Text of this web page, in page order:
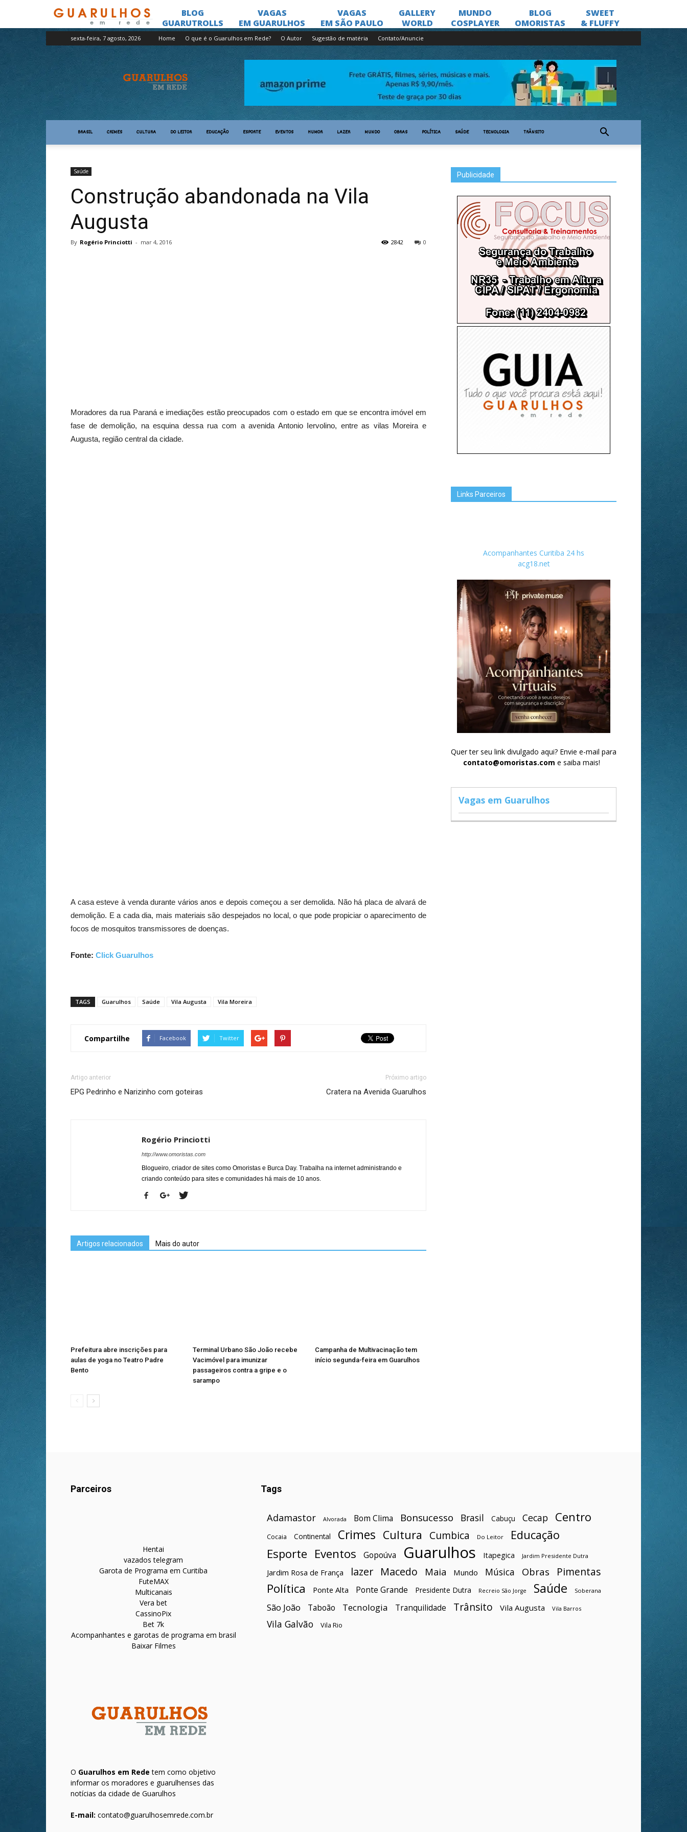
sexta-feira, 7 agosto, 2026 Home O que é o Guarulhos em Rede? O Autor Sugestão de matéria Contato/Anuncie
Guarulhos
em
Rede
BRASIL CRIMES CULTURA DO LEITOR EDUCAÇÃO ESPORTE EVENTOS HUMOR LAZER MUNDO OBRAS POLÍTICA SAÚDE TECNOLOGIA TRÂNSITO
Saúde
Construção abandonada na Vila
Augusta
By Rogério Princiotti - mar 4, 2016 0
2842
Moradores da rua Paraná e imediações estão preocupados com o estado em que se encontra imóvel em
fase de demolição, na esquina dessa rua com a avenida Antonio Iervolino, entre as vilas Moreira e
Augusta, região central da cidade.
A casa esteve à venda durante vários anos e depois começou a ser demolida. Não há placa de alvará de
demolição. E a cada dia, mais materiais são despejados no local, o que pode propiciar o aparecimento de
focos de mosquitos transmissores de doenças.
Fonte: Click Guarulhos
TAGS Guarulhos Saúde Vila Augusta Vila Moreira
Compartilhe Facebook Twitter
Artigo anterior
EPG Pedrinho e Narizinho com goteiras
Próximo artigo
Cratera na Avenida Guarulhos
Rogério Princiotti
http://www.omoristas.com
Blogueiro, criador de sites como Omoristas e Burca Day. Trabalha na internet administrando e
criando conteúdo para sites e comunidades há mais de 10 anos.
Artigos relacionados Mais do autor
Prefeitura abre inscrições para
aulas de yoga no Teatro Padre
Bento
Terminal Urbano São João recebe
Vacimóvel para imunizar
passageiros contra a gripe e o
sarampo
Campanha de Multivacinação tem
início segunda-feira em Guarulhos
Publicidade
Links Parceiros
Acompanhantes Curitiba 24 hs
acg18.net
Quer ter seu link divulgado aqui? Envie e-mail para
contato@omoristas.com e saiba mais!
Vagas em Guarulhos
Parceiros
Hentai
vazados telegram
Garota de Programa em Curitiba
FuteMAX
Multicanais
Vera bet
CassinoPix
Bet 7k
Acompanhantes e garotas de programa em brasil
Baixar Filmes
O Guarulhos em Rede tem como objetivo
informar os moradores e guarulhenses das
notícias da cidade de Guarulhos
E-mail: contato@guarulhosemrede.com.br
Tags
Adamastor Alvorada Bom Clima Bonsucesso Brasil Cabuçu Cecap Centro
Cocaia Continental Crimes Cultura Cumbica Do Leitor Educação
Esporte Eventos Gopoúva Guarulhos Itapegica Jardim Presidente Dutra
Jardim Rosa de França lazer Macedo Maia Mundo Música Obras Pimentas
Política Ponte Alta Ponte Grande Presidente Dutra Recreio São Jorge Saúde Soberana
São João Taboão Tecnologia Tranquilidade Trânsito Vila Augusta Vila Barros
Vila Galvão Vila Rio